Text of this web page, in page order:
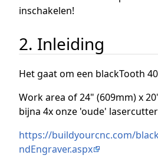
inschakelen!
2. Inleiding
Het gaat om een blackTooth
Work area of 24" (609mm) x
bijna 4x onze 'oude'
https://buildyourcnc.com/
ndEngraver.aspx